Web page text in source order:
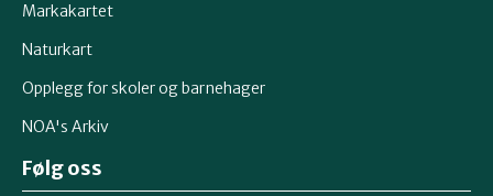
Markakartet
Naturkart
Opplegg for skoler og barnehager
NOA's Arkiv
Følg oss